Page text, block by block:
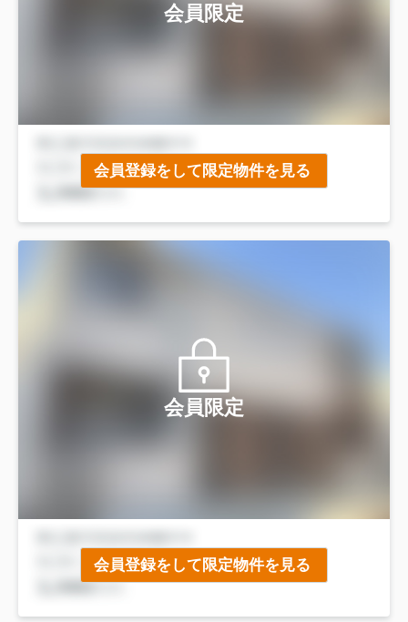
会員限定
会員登録をして限定物件を見る
会員限定
会員登録をして限定物件を見る